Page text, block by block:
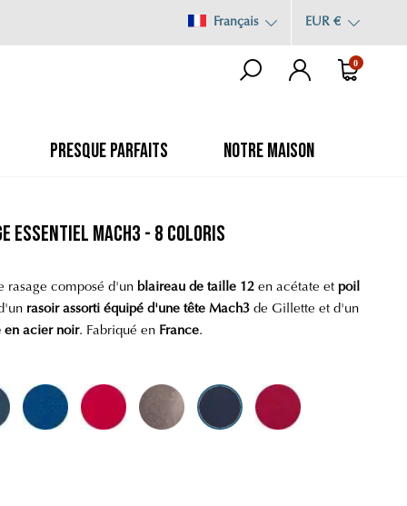
Français EUR €
0
PRESQUE PARFAITS NOTRE MAISON
Essentiel Mach3 - 8 Coloris
rasage composé d'un blaireau de taille 12en acétate et poil
rasoir assorti équipé d'une tête Mach3de Gillette et d'un
en acier noir. Fabriqué enFrance.
Nacré Bleu Nuit Rouge Ferrari Marron Nacré Bleu Ardoise Rouge Nacré